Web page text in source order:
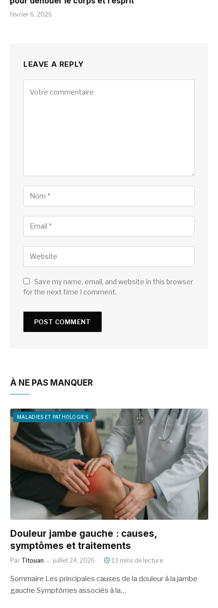
février 6, 2026
LEAVE A REPLY
Save my name, email, and website in this browser
for the next time I comment.
À NE PAS MANQUER
MALADIES ET PATHOLOGIES
Douleur jambe gauche : causes,
symptômes et traitements
Par Titouan juillet 24, 2026 13 mins de lecture
Sommaire Les principales causes de la douleur à la jambe
gauche Symptômes associés à la…